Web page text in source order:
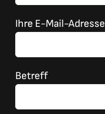
Ihre E-Mail-Adresse
Betreff